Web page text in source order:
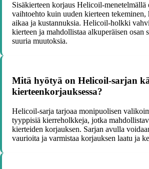
Sisäkierteen korjaus Helicoil-menetelmällä
vaihtoehto kuin uuden kierteen tekeminen,
aikaa ja kustannuksia. Helicoil-holkki
kierteen ja mahdollistaa alkuperäisen osan
suuria muutoksia.
Mitä hyötyä on Helicoil-sarjan
kierteenkorjauksessa?
Helicoil-sarja tarjoaa monipuolisen
tyyppisiä kierreholkkeja, jotka
kierteiden korjauksen. Sarjan avulla
vaurioita ja varmistaa korjauksen laatu ja